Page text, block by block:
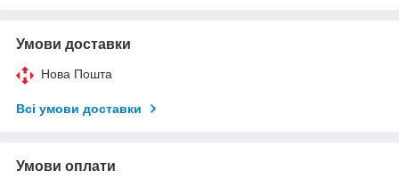
Умови доставки
Нова Пошта
Всі умови доставки
Умови оплати